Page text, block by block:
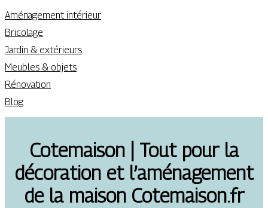
Aménagement intérieur
Bricolage
Jardin & extérieurs
Meubles & objets
Rénovation
Blog
Cotemaison | Tout pour la
décoration et l’aménagement
de la maison Cotemaison.fr